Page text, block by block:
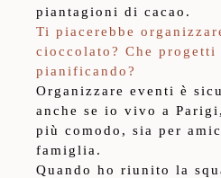
piantagioni di cacao.
Ti piacerebbe
cioccolato? Che
pianificando?
Organizzare eventi è
anche se io vivo a
più comodo, sia per
famiglia.
Quando ho riunito la